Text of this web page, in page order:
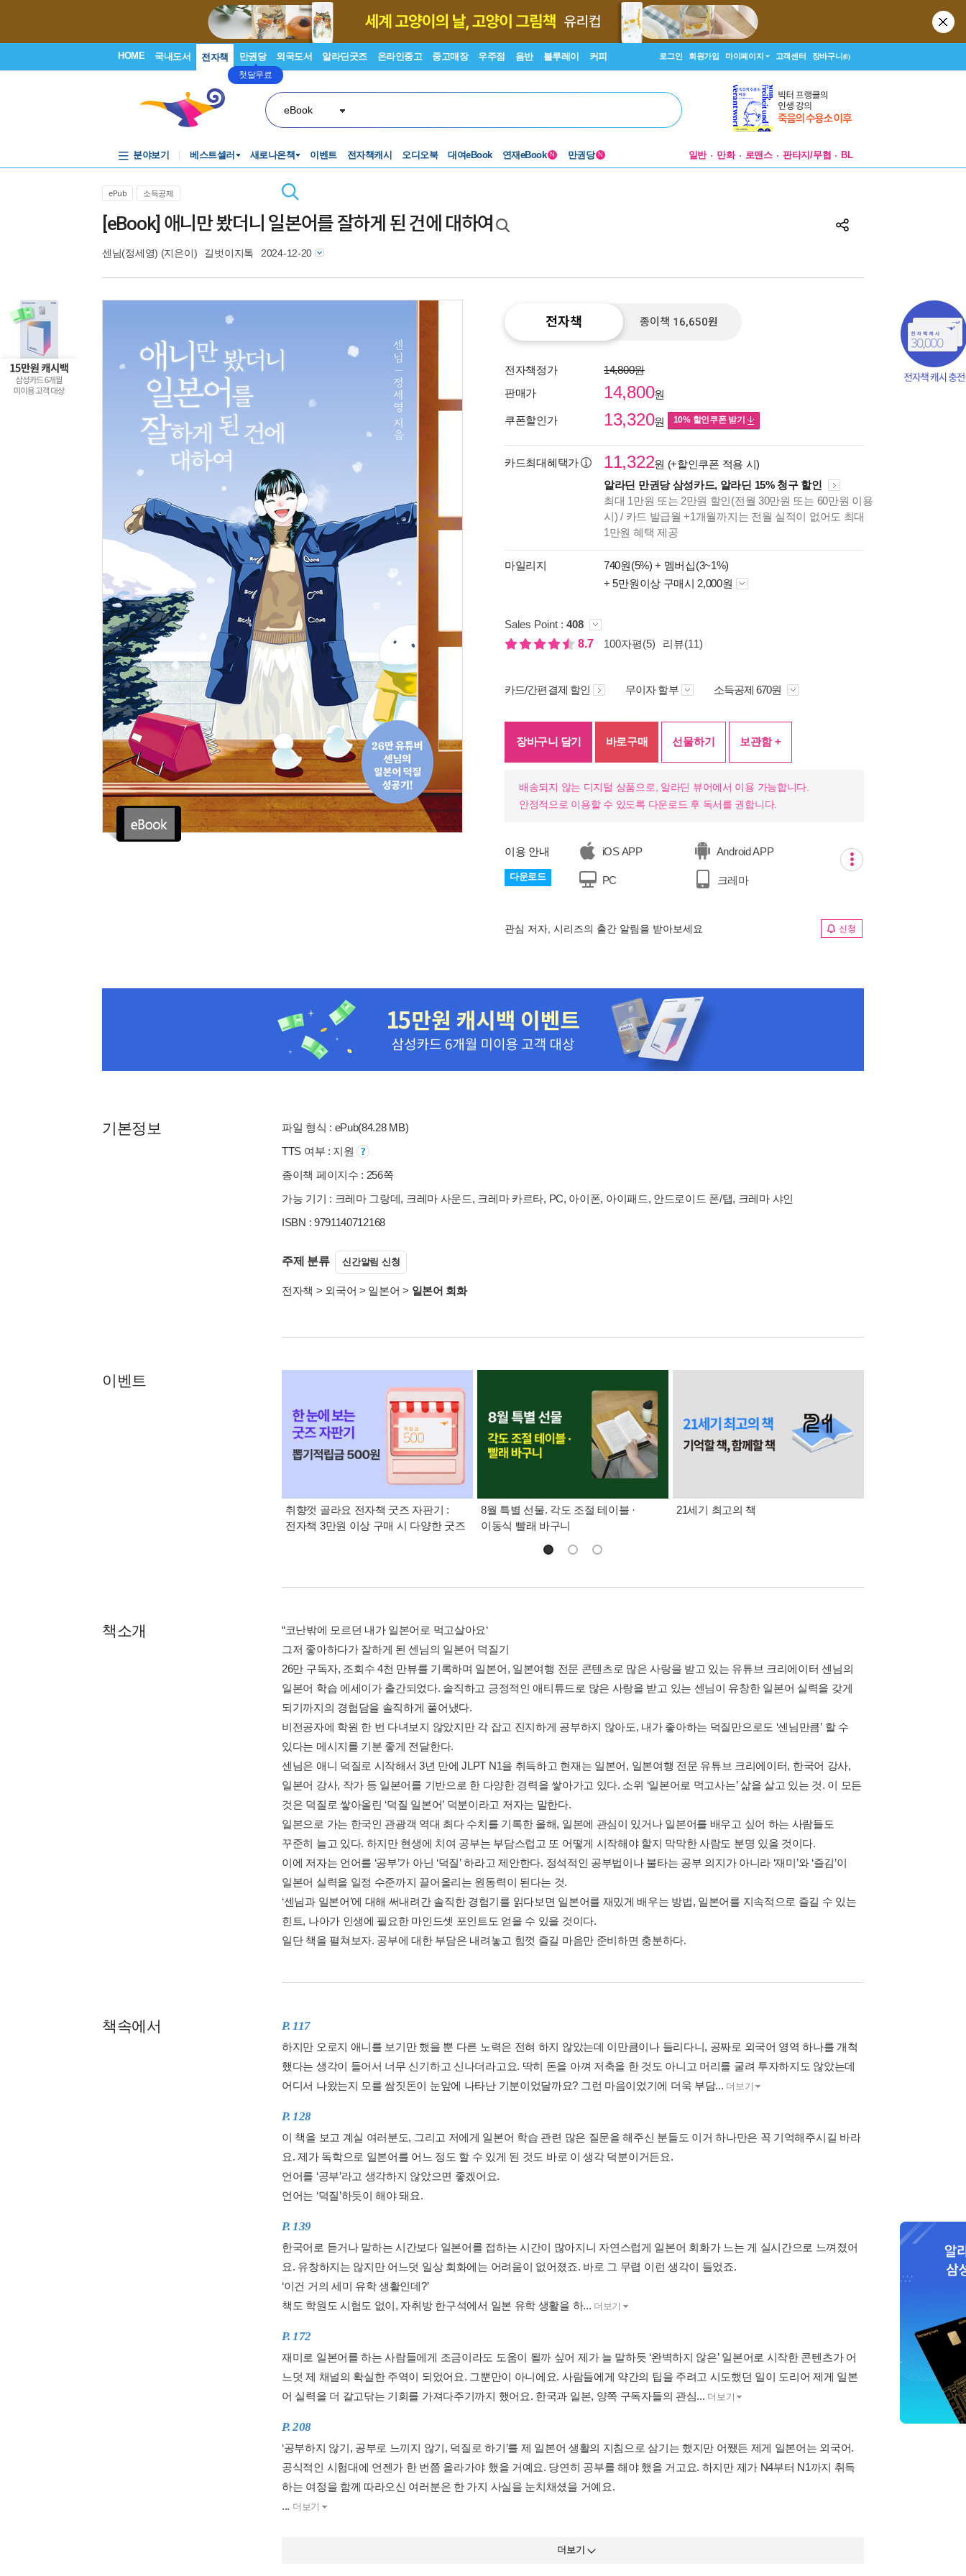
HOME 국내도서 전자책 만권당
첫달무료
외국도서 알라딘굿즈 온라인중고 중고매장 우주점 음반 블루레이 커피 로그인 회원가입 마이페이지 고객센터 장바구니(0)
eBook
분야보기 베스트셀러 새로나온책 이벤트 전자책캐시 오디오북 대여eBook 연재eBook N 만권당 N 일반 만화 로맨스 판타지/무협 BL
ePub 소득공제
[eBook] 애니만 봤더니 일본어를 잘하게 된 건에 대하여
센님(정세영) (지은이) 길벗이지톡 2024-12-20
종이책의
미리보기
입니다.
전자책 종이책 16,650원
전자책정가
14,800원
판매가
14,800원
쿠폰할인가 13,320원 10% 할인쿠폰 받기
카드최대혜택가 11,322원 (+할인쿠폰 적용 시)
알라딘 만권당 삼성카드, 알라딘 15% 청구 할인
최대 1만원 또는 2만원 할인(전월 30만원 또는 60만원 이용
시) / 카드 발급월 +1개월까지는 전월 실적이 없어도 최대
1만원 혜택 제공
마일리지 740원(5%) + 멤버십(3~1%)
+ 5만원이상 구매시 2,000원
Sales Point : 408
8.7
100자평(5) 리뷰(11)
카드/간편결제 할인 무이자 할부 소득공제 670원
장바구니 담기 바로구매 선물하기 보관함 +
배송되지 않는 디지털 상품으로, 알라딘 뷰어에서 이용 가능합니다.
안정적으로 이용할 수 있도록 다운로드 후 독서를 권합니다.
이용 안내
다운로드
iOS APP Android APP
PC 크레마
관심 저자, 시리즈의 출간 알림을 받아보세요 신청
기본정보
파일 형식 : ePub(84.28 MB)
TTS 여부 : 지원
종이책 페이지수 : 256쪽
가능 기기 : 크레마 그랑데, 크레마 사운드, 크레마 카르타, PC, 아이폰, 아이패드, 안드로이드 폰/탭, 크레마 샤인
ISBN : 9791140712168
주제 분류 신간알림 신청
전자책 > 외국어 > 일본어 > 일본어 회화
이벤트
취향껏 골라요 전자책 굿즈 자판기 :
전자책 3만원 이상 구매 시 다양한 굿즈
8월 특별 선물. 각도 조절 테이블 ·
이동식 빨래 바구니
21세기 최고의 책
책소개
“코난밖에 모르던 내가 일본어로 먹고살아요‘
그저 좋아하다가 잘하게 된 센님의 일본어 덕질기
26만 구독자, 조회수 4천 만뷰를 기록하며 일본어, 일본여행 전문 콘텐츠로 많은 사랑을 받고 있는 유튜브 크리에이터 센님의
일본어 학습 에세이가 출간되었다. 솔직하고 긍정적인 애티튜드로 많은 사랑을 받고 있는 센님이 유창한 일본어 실력을 갖게
되기까지의 경험담을 솔직하게 풀어냈다.
비전공자에 학원 한 번 다녀보지 않았지만 각 잡고 진지하게 공부하지 않아도, 내가 좋아하는 덕질만으로도 ‘센님만큼’ 할 수
있다는 메시지를 기분 좋게 전달한다.
센님은 애니 덕질로 시작해서 3년 만에 JLPT N1을 취득하고 현재는 일본어, 일본여행 전문 유튜브 크리에이터, 한국어 강사,
일본어 강사, 작가 등 일본어를 기반으로 한 다양한 경력을 쌓아가고 있다. 소위 ‘일본어로 먹고사는’ 삶을 살고 있는 것. 이 모든
것은 덕질로 쌓아올린 ‘덕질 일본어’ 덕분이라고 저자는 말한다.
일본으로 가는 한국인 관광객 역대 최다 수치를 기록한 올해, 일본에 관심이 있거나 일본어를 배우고 싶어 하는 사람들도
꾸준히 늘고 있다. 하지만 현생에 치여 공부는 부담스럽고 또 어떻게 시작해야 할지 막막한 사람도 분명 있을 것이다.
이에 저자는 언어를 ‘공부’가 아닌 ‘덕질’ 하라고 제안한다. 정석적인 공부법이나 불타는 공부 의지가 아니라 ‘재미’와 ‘즐김’이
일본어 실력을 일정 수준까지 끌어올리는 원동력이 된다는 것.
‘센님과 일본어’에 대해 써내려간 솔직한 경험기를 읽다보면 일본어를 재밌게 배우는 방법, 일본어를 지속적으로 즐길 수 있는
힌트, 나아가 인생에 필요한 마인드셋 포인트도 얻을 수 있을 것이다.
일단 책을 펼쳐보자. 공부에 대한 부담은 내려놓고 힘껏 즐길 마음만 준비하면 충분하다.
책속에서 P. 117
하지만 오로지 애니를 보기만 했을 뿐 다른 노력은 전혀 하지 않았는데 이만큼이나 들리다니, 공짜로 외국어 영역 하나를 개척
했다는 생각이 들어서 너무 신기하고 신나더라고요. 딱히 돈을 아껴 저축을 한 것도 아니고 머리를 굴려 투자하지도 않았는데
어디서 나왔는지 모를 쌈짓돈이 눈앞에 나타난 기분이었달까요? 그런 마음이었기에 더욱 부담... 더보기
P. 128
이 책을 보고 계실 여러분도, 그리고 저에게 일본어 학습 관련 많은 질문을 해주신 분들도 이거 하나만은 꼭 기억해주시길 바라
요. 제가 독학으로 일본어를 어느 정도 할 수 있게 된 것도 바로 이 생각 덕분이거든요.
언어를 ‘공부’라고 생각하지 않았으면 좋겠어요.
언어는 ‘덕질’하듯이 해야 돼요.
P. 139
한국어로 듣거나 말하는 시간보다 일본어를 접하는 시간이 많아지니 자연스럽게 일본어 회화가 느는 게 실시간으로 느껴졌어
요. 유창하지는 않지만 어느덧 일상 회화에는 어려움이 없어졌죠. 바로 그 무렵 이런 생각이 들었죠.
‘이건 거의 세미 유학 생활인데?’
책도 학원도 시험도 없이, 자취방 한구석에서 일본 유학 생활을 하... 더보기
P. 172
재미로 일본어를 하는 사람들에게 조금이라도 도움이 될까 싶어 제가 늘 말하듯 ‘완벽하지 않은’ 일본어로 시작한 콘텐츠가 어
느덧 제 채널의 확실한 주역이 되었어요. 그뿐만이 아니에요. 사람들에게 약간의 팁을 주려고 시도했던 일이 도리어 제게 일본
어 실력을 더 갈고닦는 기회를 가져다주기까지 했어요. 한국과 일본, 양쪽 구독자들의 관심... 더보기
P. 208
‘공부하지 않기, 공부로 느끼지 않기, 덕질로 하기’를 제 일본어 생활의 지침으로 삼기는 했지만 어쨌든 제게 일본어는 외국어.
공식적인 시험대에 언젠가 한 번쯤 올라가야 했을 거예요. 당연히 공부를 해야 했을 거고요. 하지만 제가 N4부터 N1까지 취득
하는 여정을 함께 따라오신 여러분은 한 가지 사실을 눈치채셨을 거예요.
... 더보기
더보기